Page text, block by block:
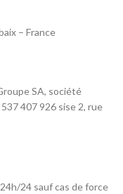
– France
SA, société
407 926 sise 2, rue
24 sauf cas de force